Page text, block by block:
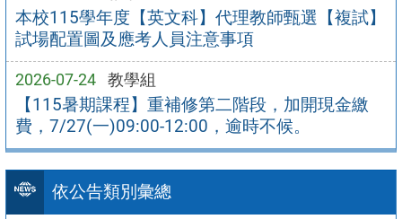
本校115學年度【英文科】代理教師甄選【複試】
試場配置圖及應考人員注意事項
2026-07-24 教學組
【115暑期課程】重補修第二階段，加開現金繳
費，7/27(一)09:00-12:00，逾時不候。
依公告類別彙總